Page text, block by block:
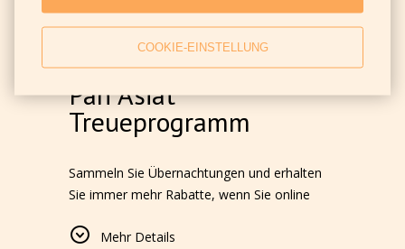
COOKIE-EINSTELLUNG
Pan Asiat
Treueprogramm
Sammeln Sie Übernachtungen und erhalten
Sie immer mehr Rabatte, wenn Sie online
Mehr Details